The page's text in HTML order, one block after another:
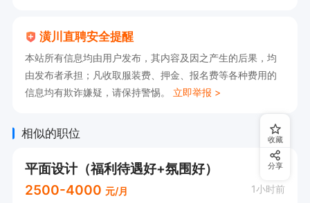
潢川直聘安全提醒
本站所有信息均由用户发布，其内容及因之产生的后果，均
由发布者承担；凡收取服装费、押金、报名费等各种费用的
信息均有欺诈嫌疑，请保持警惕。 立即举报 >
相似的职位
平面设计（福利待遇好+氛围好）
2500-4000 元/月 1小时前
收藏
分享